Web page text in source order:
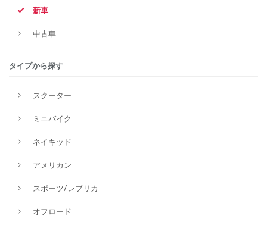
新車
中古車
タイプから探す
スクーター
ミニバイク
ネイキッド
アメリカン
スポーツ/レプリカ
オフロード
価格